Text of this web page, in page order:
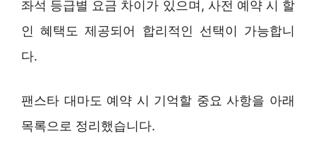
좌석 등급별 요금 차이가 있으며, 사전 예약 시 할
인 혜택도 제공되어 합리적인 선택이 가능합니
다.
팬스타 대마도 예약 시 기억할 중요 사항을 아래
목록으로 정리했습니다.